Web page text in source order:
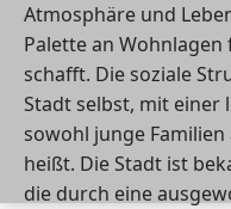
Atmosphäre und
Palette an
schafft. Die soziale
Stadt selbst, mit einer
sowohl junge
heißt. Die Stadt ist
die durch eine